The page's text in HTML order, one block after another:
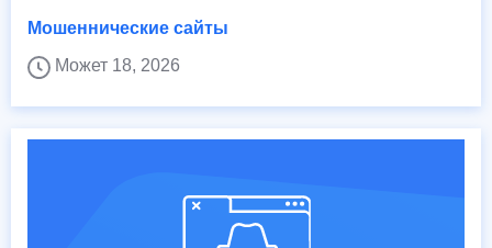
Мошеннические сайты
Может 18, 2026